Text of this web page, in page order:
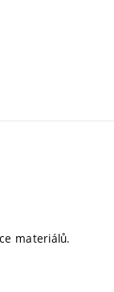
materiálů.